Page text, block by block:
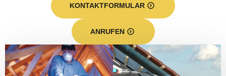
KONTAKTFORMULAR
ANRUFEN